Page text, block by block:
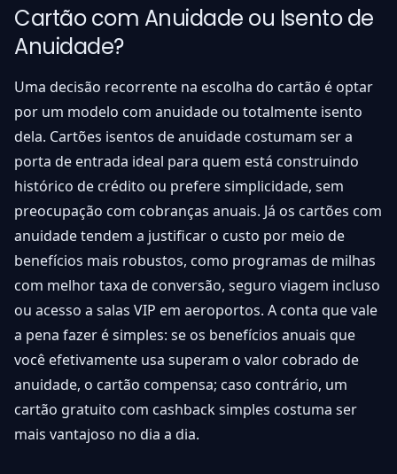
Cartão com Anuidade ou Isento de
Anuidade?
Uma decisão recorrente na escolha do cartão é optar
por um modelo com anuidade ou totalmente isento
dela. Cartões isentos de anuidade costumam ser a
porta de entrada ideal para quem está construindo
histórico de crédito ou prefere simplicidade, sem
preocupação com cobranças anuais. Já os cartões com
anuidade tendem a justificar o custo por meio de
benefícios mais robustos, como programas de milhas
com melhor taxa de conversão, seguro viagem incluso
ou acesso a salas VIP em aeroportos. A conta que vale
a pena fazer é simples: se os benefícios anuais que
você efetivamente usa superam o valor cobrado de
anuidade, o cartão compensa; caso contrário, um
cartão gratuito com cashback simples costuma ser
mais vantajoso no dia a dia.